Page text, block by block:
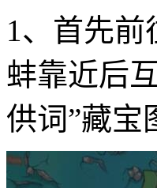
1、首先
蚌靠近后
供词”藏宝